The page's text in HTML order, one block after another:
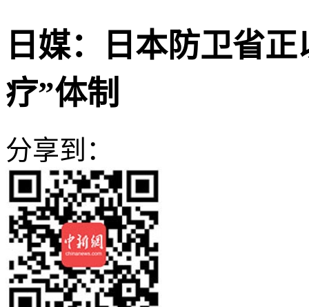
日媒：日本防卫省
疗”体制
分享到：